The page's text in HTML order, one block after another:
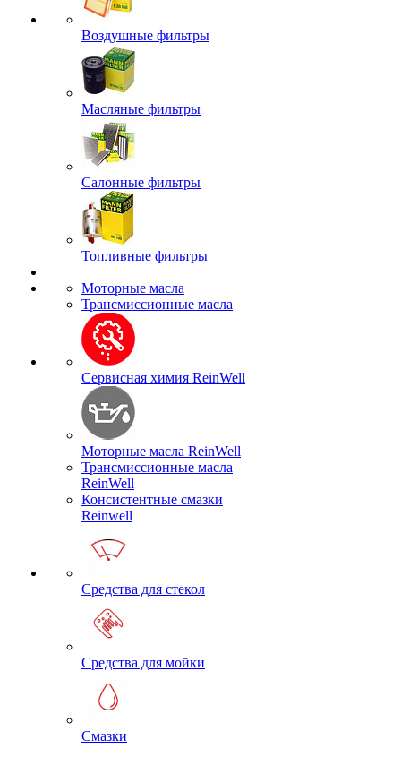
Воздушные фильтры
Масляные фильтры
Салонные фильтры
Топливные фильтры
Моторные масла
Трансмиссионные масла
Сервисная химия ReinWell
Моторные масла ReinWell
Трансмиссионные масла
ReinWell
Консистентные смазки
Reinwell
Средства для стекол
Средства для мойки
Смазки